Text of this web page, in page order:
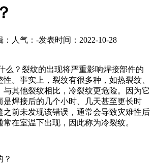
人气： -发表时间：2022-10-28
么？裂纹的出现将严重影响焊接部件的
。事实上，裂纹有很多种，如热裂纹、
与其他裂纹相比，冷裂纹更危险。因为它
是焊接后的几个小时、几天甚至更长时
之前未发现该错误，通常会导致灾难性后
在室温下出现，因此称为冷裂纹。
？